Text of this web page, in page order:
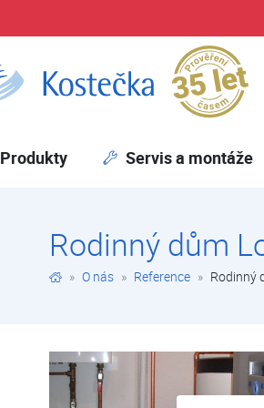
Produkty Servis a montáže
Rodinný dům
O nás Reference Rodinný